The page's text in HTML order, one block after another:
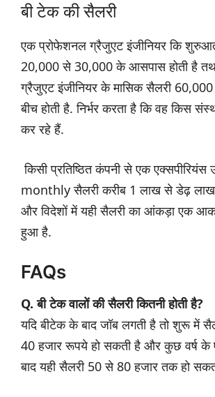
बी टेक की सैलरी
एक प्रोफेशनल ग्रैजुएट इंजीनियर कि
20,000 से 30,000 के आसपास होती है
ग्रैजुएट इंजीनियर के मासिक सैलरी
बीच होती है. निर्भर करता है कि वह किस
कर रहे हैं.
किसी प्रतिष्ठित कंपनी से एक एक्सपीरियंस
monthly सैलरी करीब 1 लाख से डेढ़ लाख
और विदेशों में यही सैलरी का आंकड़ा एक
हुआ है.
FAQs
Q. बी टेक वालों की सैलरी कितनी होती है?
यदि बीटेक के बाद जॉब लगती है तो शुरू में
40 हजार रूपये हो सकती है और कुछ वर्ष के
बाद यही सैलरी 50 से 80 हजार तक हो